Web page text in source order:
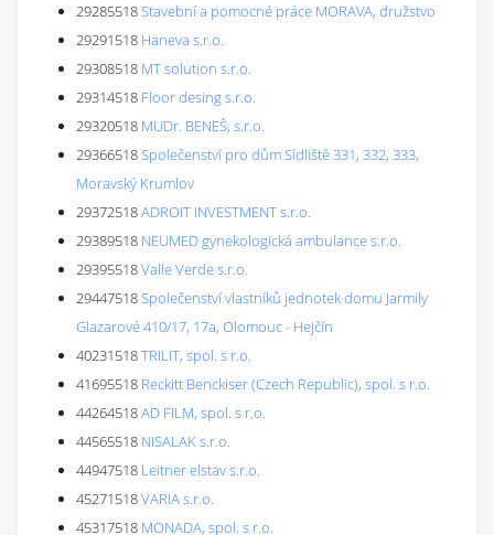
29285518Stavební a pomocné práce MORAVA, družstvo
29291518 Haneva s.r.o.
29308518 MT solution s.r.o.
29314518 Floor desing s.r.o.
29320518 MUDr. BENEŠ, s.r.o.
29366518Společenství pro dům Sídliště 331, 332, 333,
Moravský Krumlov
29372518ADROIT INVESTMENT s.r.o.
29389518 NEUMED gynekologická ambulance s.r.o.
29395518Valle Verde s.r.o.
29447518Společenství vlastníků jednotek domu Jarmily
Glazarové 410/17, 17a, Olomouc - Hejčín
40231518TRILIT, spol. s r.o.
41695518 Reckitt Benckiser (Czech Republic), spol. s r.o.
44264518AD FILM, spol. s r.o.
44565518 NISALAK s.r.o.
44947518 Leitner elstav s.r.o.
45271518VARIA s.r.o.
45317518 MONADA, spol. s r.o.